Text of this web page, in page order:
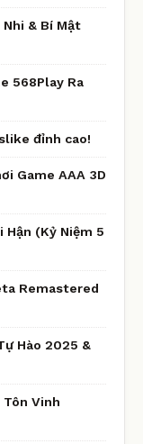
Nhi & Bí Mật
568Play Ra
đỉnh cao!
Game AAA 3D
Hận (Kỷ Niệm 5
Remastered
Hào 2025 &
Vinh